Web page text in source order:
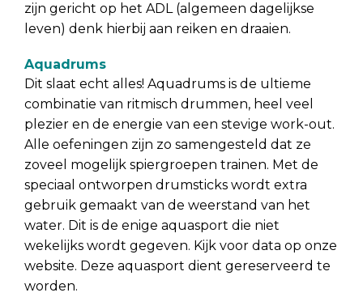
zijn gericht op het ADL (algemeen dagelijkse
leven) denk hierbij aan reiken en draaien.
Aquadrums
Dit slaat echt alles! Aquadrums is de ultieme
combinatie van ritmisch drummen, heel veel
plezier en de energie van een stevige work-out.
Alle oefeningen zijn zo samengesteld dat ze
zoveel mogelijk spiergroepen trainen. Met de
speciaal ontworpen drumsticks wordt extra
gebruik gemaakt van de weerstand van het
water. Dit is de enige aquasport die niet
wekelijks wordt gegeven. Kijk voor data op onze
website. Deze aquasport dient gereserveerd te
worden.